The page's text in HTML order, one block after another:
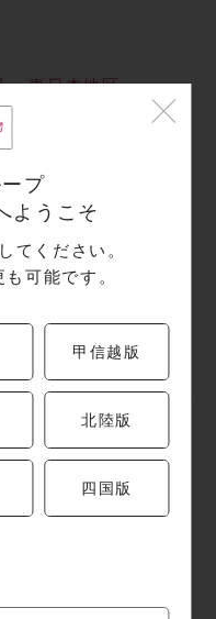
プ
ようこそ
てください。
可能です。
甲信越版
北陸版
四国版
東日本地区
九州地区